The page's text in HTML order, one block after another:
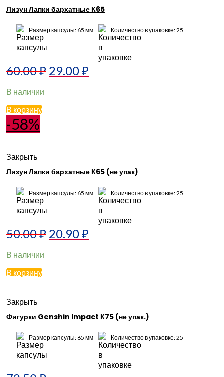
Лизун Лапки бархатные К65
Размер капсулы: 65 мм Количество в упаковке: 25
60.00₽ 29.00₽
В наличии
В корзину
-58%
Закрыть
Лизун Лапки бархатные К65 (не упак)
Размер капсулы: 65 мм Количество в упаковке: 25
50.00₽ 20.90₽
В наличии
В корзину
Закрыть
Фигурки Genshin Impact К75 (не упак.)
Размер капсулы: 65 мм Количество в упаковке: 25